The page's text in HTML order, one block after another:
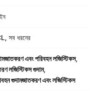
সব ধরনের
এবং পরিবহন লজিস্টিকস,
লজিস্টিকস গুদাম,
গুদামজাতকরণ এবং লজিস্টিকস